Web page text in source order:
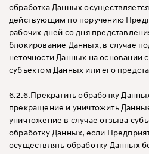
обработка Данных
действующим по поручению
рабочих дней со дня
блокирование Данных, в случае
неточности Данных на основании
субъектом Данных или его
6.2.6.Прекратить обработку
прекращение и уничтожить
уничтожение в случае отзыва
обработку Данных, если
осуществлять обработку Данных